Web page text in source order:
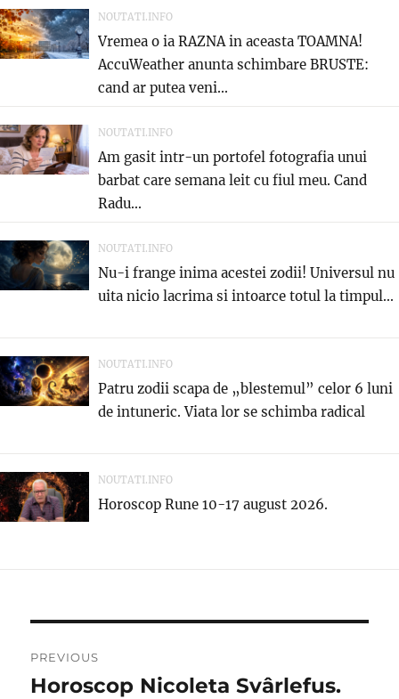
NOUTATI.INFO
Vremea o ia RAZNA in aceasta TOAMNA!
AccuWeather anunta schimbare BRUSTE:
cand ar putea veni...
NOUTATI.INFO
Am gasit intr-un portofel fotografia unui
barbat care semana leit cu fiul meu. Cand
Radu...
NOUTATI.INFO
Nu-i frange inima acestei zodii! Universul nu
uita nicio lacrima si intoarce totul la timpul...
NOUTATI.INFO
Patru zodii scapa de „blestemul” celor 6 luni
de intuneric. Viata lor se schimba radical
NOUTATI.INFO
Horoscop Rune 10-17 august 2026.
în
PREVIOUS
Previous
Horoscop Nicoleta Svârlefus.